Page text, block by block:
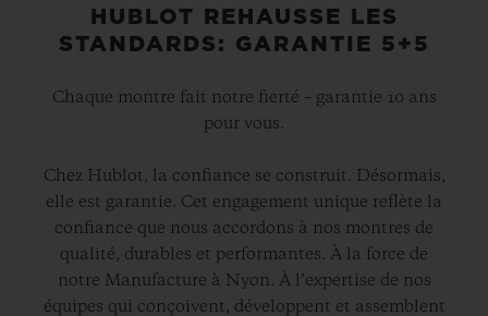
HUBLOT REHAUSSE LES
STANDARDS: GARANTIE 5+5
Chaque montre fait notre fierté – garantie 10 ans
pour vous.
Chez Hublot, la confiance se construit. Désormais,
elle est garantie. Cet engagement unique reflète la
confiance que nous accordons à nos montres de
qualité, durables et performantes. À la force de
notre Manufacture à Nyon. À l’expertise de nos
équipes qui conçoivent, développent et assemblent